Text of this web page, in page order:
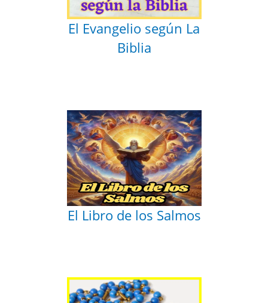
El Evangelio según La
Biblia
El Libro de los Salmos